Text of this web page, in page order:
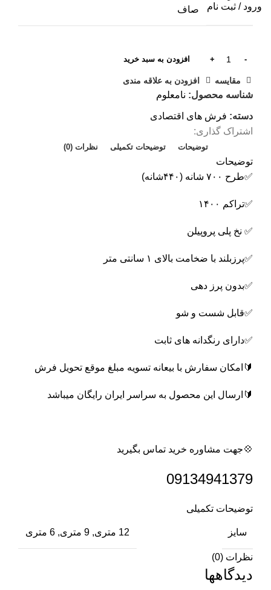
ورود / ثبت نام
صاف
افزودن به سبد خرید
مقایسه افزودن به علاقه مندی
شناسه محصول: نامعلوم
دسته: فرش های اقتصادی
اشتراک گذاری:
توضیحات توضیحات تکمیلی نظرات (0)
توضیحات
✅️طرح ۷۰۰ شانه (۴۴۰شانه)
✅️تراکم ۱۴۰۰
✅️ نخ پلی پروپیلن
✅️پرزبلند با ضخامت بالای ۱ سانتی متر
✅️بدون پرز دهی
✅️قابل شست و شو
✅️دارای رنگدانه های ثابت
🔰امکان سفارش با بیعانه تسویه مبلغ موقع تحویل فرش
🔰ارسال این محصول به سراسر ایران رایگان میباشد
💠جهت مشاوره خرید تماس بگیرید
09134941379
توضیحات تکمیلی
سایز 12 متری, 9 متری, 6 متری
نظرات (0)
دیدگاهها